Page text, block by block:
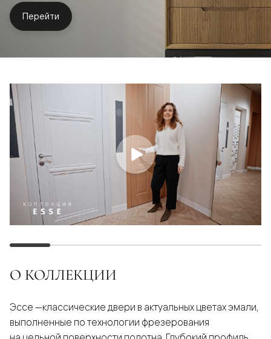
Перейти
О КОЛЛЕКЦИИ
Эссе —классические двери в актуальных цветах эмали,
выполненные по технологии фрезерования